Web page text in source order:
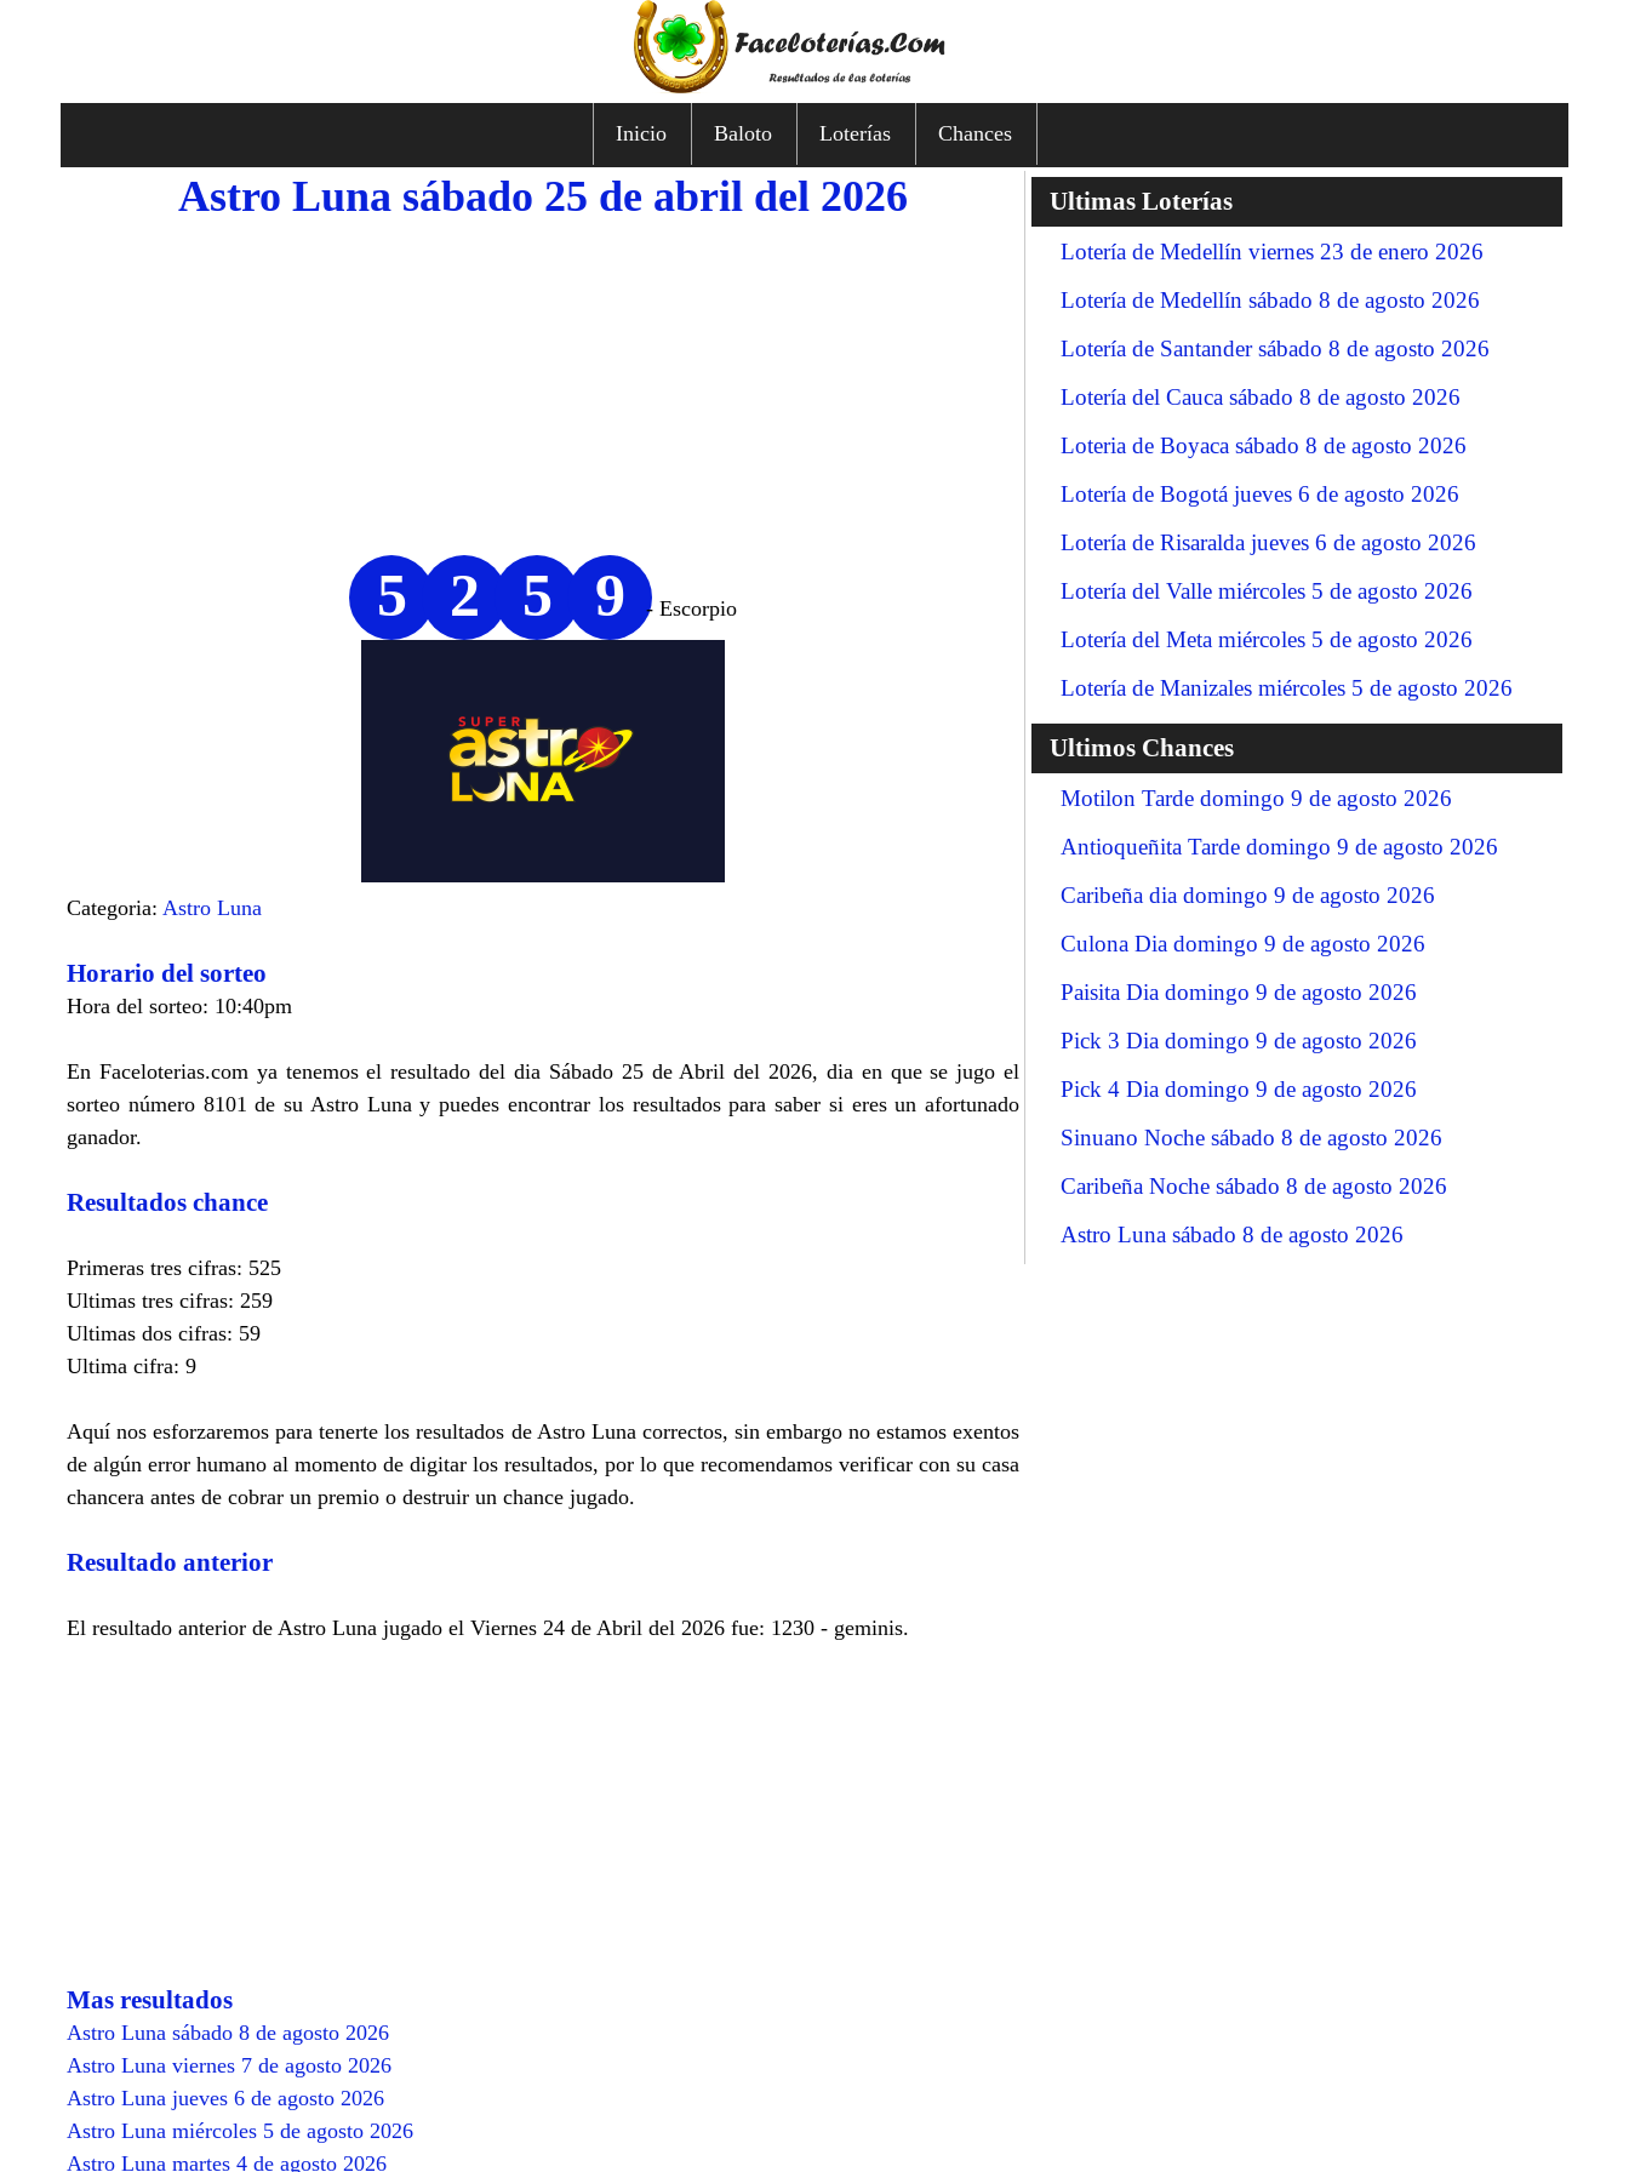
Inicio Baloto Loterías Chances
Astro Luna sábado 25 de abril del 2026
5 2 5 9 - Escorpio
Categoria: Astro Luna
Horario del sorteo
Hora del sorteo: 10:40pm
En Faceloterias.com ya tenemos el resultado del dia Sábado 25 de Abril del 2026, dia en que se jugo el
sorteo número 8101 de su Astro Luna y puedes encontrar los resultados para saber si eres un afortunado
ganador.
Resultados chance
Primeras tres cifras: 525
Ultimas tres cifras: 259
Ultimas dos cifras: 59
Ultima cifra: 9
Aquí nos esforzaremos para tenerte los resultados de Astro Luna correctos, sin embargo no estamos exentos
de algún error humano al momento de digitar los resultados, por lo que recomendamos verificar con su casa
chancera antes de cobrar un premio o destruir un chance jugado.
Resultado anterior
El resultado anterior de Astro Luna jugado el Viernes 24 de Abril del 2026 fue: 1230 - geminis.
Mas resultados
Astro Luna sábado 8 de agosto 2026
Astro Luna viernes 7 de agosto 2026
Astro Luna jueves 6 de agosto 2026
Astro Luna miércoles 5 de agosto 2026
Astro Luna martes 4 de agosto 2026
Ultimas Loterías
Lotería de Medellín viernes 23 de enero 2026
Lotería de Medellín sábado 8 de agosto 2026
Lotería de Santander sábado 8 de agosto 2026
Lotería del Cauca sábado 8 de agosto 2026
Loteria de Boyaca sábado 8 de agosto 2026
Lotería de Bogotá jueves 6 de agosto 2026
Lotería de Risaralda jueves 6 de agosto 2026
Lotería del Valle miércoles 5 de agosto 2026
Lotería del Meta miércoles 5 de agosto 2026
Lotería de Manizales miércoles 5 de agosto 2026
Ultimos Chances
Motilon Tarde domingo 9 de agosto 2026
Antioqueñita Tarde domingo 9 de agosto 2026
Caribeña dia domingo 9 de agosto 2026
Culona Dia domingo 9 de agosto 2026
Paisita Dia domingo 9 de agosto 2026
Pick 3 Dia domingo 9 de agosto 2026
Pick 4 Dia domingo 9 de agosto 2026
Sinuano Noche sábado 8 de agosto 2026
Caribeña Noche sábado 8 de agosto 2026
Astro Luna sábado 8 de agosto 2026